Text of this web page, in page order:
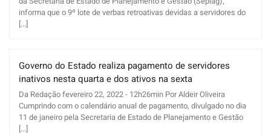
informa que o 9º lote de verbas retroativas devidas a servidores do
[...]
Governo do Estado realiza pagamento de servidores
inativos nesta quarta e dos ativos na sexta
Da Redação fevereiro 22, 2022 - 12h26min Por Aldeir Oliveira
Cumprindo com o calendário anual de pagamento, divulgado no dia
11 de janeiro pela Secretaria de Estado de Planejamento e Gestão
[...]